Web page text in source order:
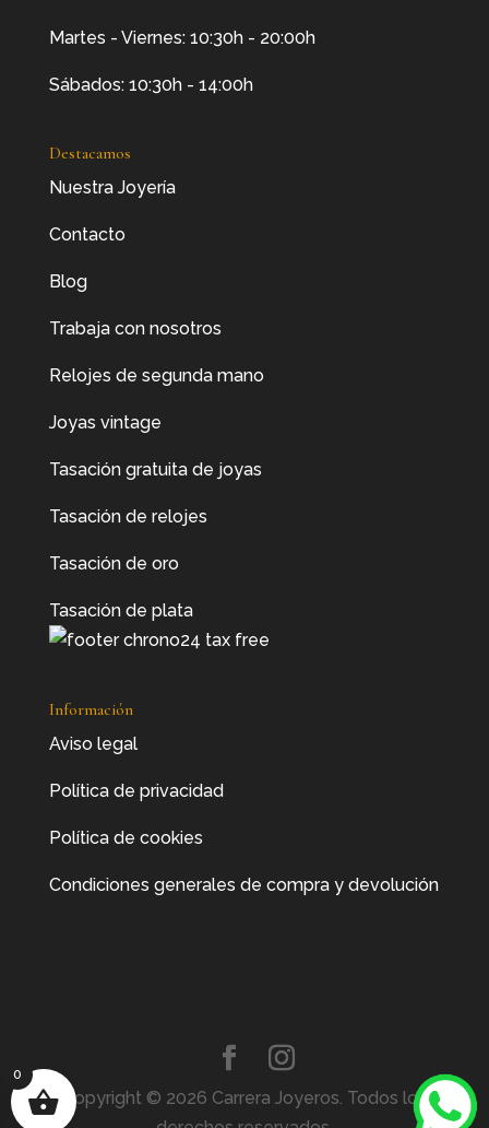
Martes - Viernes: 10:30h - 20:00h
Sábados: 10:30h - 14:00h
Destacamos
Nuestra Joyería
Contacto
Blog
Trabaja con nosotros
Relojes de segunda mano
Joyas vintage
Tasación gratuita de joyas
Tasación de relojes
Tasación de oro
Tasación de plata
Información
Aviso legal
Política de privacidad
Política de cookies
Condiciones generales de compra y devolución
Copyright © 2026 Carrera Joyeros. Todos los
0